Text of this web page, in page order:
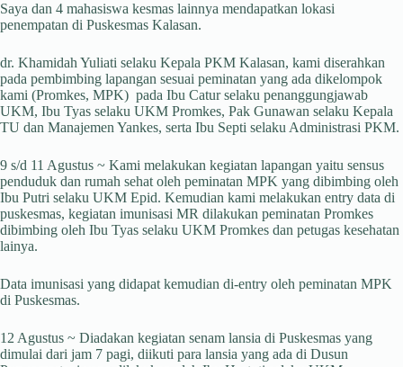
Saya dan 4 mahasiswa kesmas lainnya mendapatkan lokasi
penempatan di Puskesmas Kalasan.
dr. Khamidah Yuliati selaku Kepala PKM Kalasan, kami diserahkan
pada pembimbing lapangan sesuai peminatan yang ada dikelompok
kami (Promkes, MPK) pada Ibu Catur selaku penanggungjawab
UKM, Ibu Tyas selaku UKM Promkes, Pak Gunawan selaku Kepala
TU dan Manajemen Yankes, serta Ibu Septi selaku Administrasi PKM.
9 s/d 11 Agustus ~ Kami melakukan kegiatan lapangan yaitu sensus
penduduk dan rumah sehat oleh peminatan MPK yang dibimbing oleh
Ibu Putri selaku UKM Epid. Kemudian kami melakukan entry data di
puskesmas, kegiatan imunisasi MR dilakukan peminatan Promkes
dibimbing oleh Ibu Tyas selaku UKM Promkes dan petugas kesehatan
lainya.
Data imunisasi yang didapat kemudian di-entry oleh peminatan MPK
di Puskesmas.
12 Agustus ~ Diadakan kegiatan senam lansia di Puskesmas yang
dimulai dari jam 7 pagi, diikuti para lansia yang ada di Dusun